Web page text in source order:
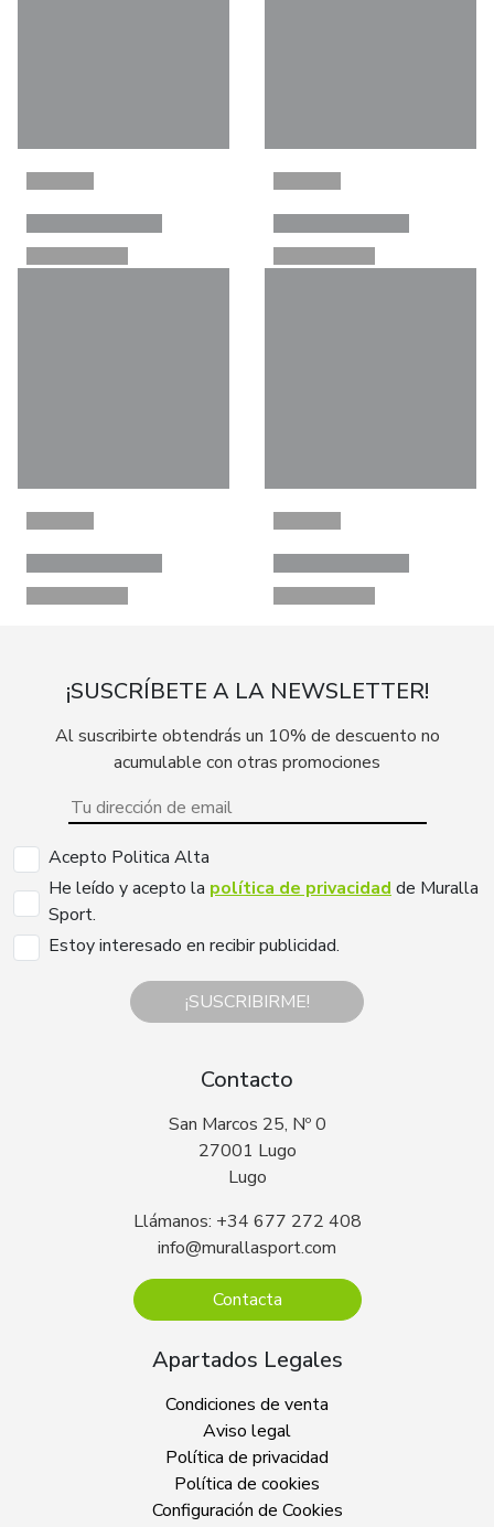
¡SUSCRÍBETE A LA NEWSLETTER!
Al suscribirte obtendrás un 10% de descuento no
acumulable con otras promociones
Acepto Politica Alta
He leído y acepto la política de privacidad de Muralla
Sport.
Estoy interesado en recibir publicidad.
¡SUSCRIBIRME!
Contacto
San Marcos 25, Nº 0
27001 Lugo
Lugo
Llámanos: +34 677 272 408
info@murallasport.com
Contacta
Apartados Legales
Condiciones de venta
Aviso legal
Política de privacidad
Política de cookies
Configuración de Cookies